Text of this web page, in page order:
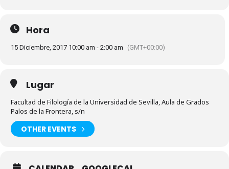
Hora
15 Diciembre, 2017 10:00 am - 2:00 am (GMT+00:00)
Lugar
Facultad de Filología de la Universidad de Sevilla, Aula de Grados
Palos de la Frontera, s/n
OTHER EVENTS